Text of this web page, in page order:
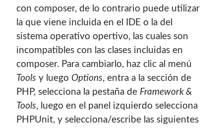
con composer, de lo contrario puede utilizar
la que viene incluida en el IDE o la del
sistema operativo opertivo, las cuales son
incompatibles con las clases incluidas en
composer. Para cambiarlo, haz clic al menú
Tools y luego Options, entra a la sección de
PHP, selecciona la pestaña de Framework &
Tools, luego en el panel izquierdo selecciona
PHPUnit, y selecciona/escribe las siguientes